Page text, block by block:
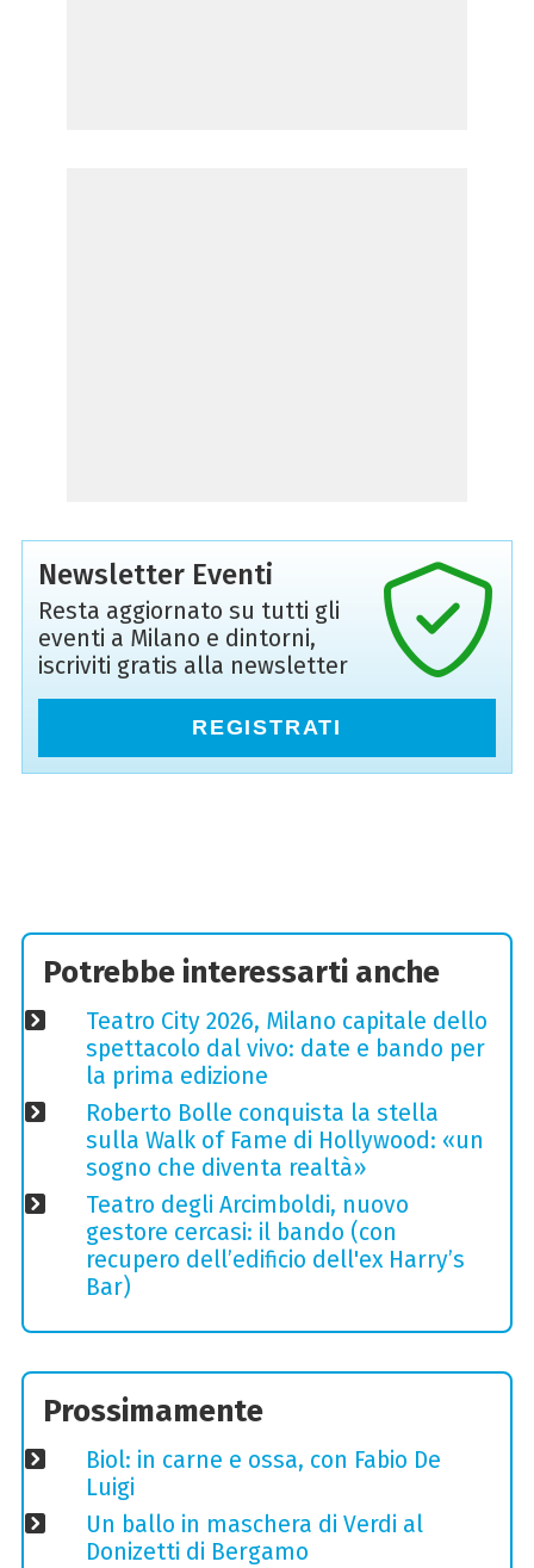
Newsletter Eventi
Resta aggiornato su tutti gli
eventi a Milano e dintorni,
iscriviti gratis alla newsletter
REGISTRATI
Potrebbe interessarti anche
Teatro City 2026, Milano capitale dello
spettacolo dal vivo: date e bando per
la prima edizione
Roberto Bolle conquista la stella
sulla Walk of Fame di Hollywood: «un
sogno che diventa realtà»
Teatro degli Arcimboldi, nuovo
gestore cercasi: il bando (con
recupero dell’edificio dell'ex Harry’s
Bar)
Prossimamente
Biol: in carne e ossa, con Fabio De
Luigi
Un ballo in maschera di Verdi al
Donizetti di Bergamo